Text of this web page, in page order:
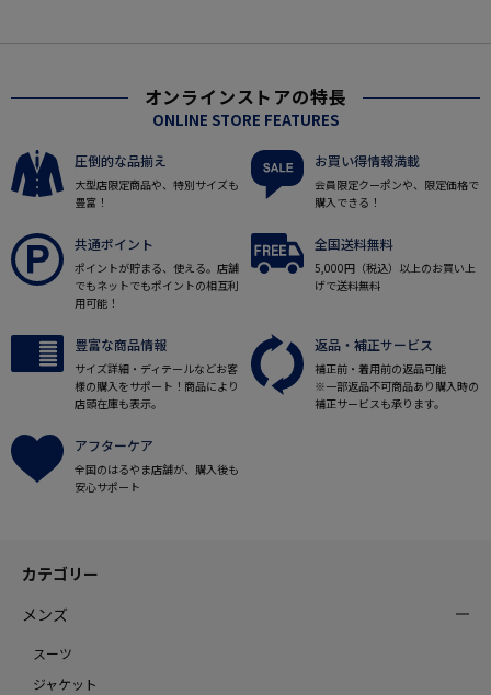
オンラインストアの特長
ONLINE STORE FEATURES
圧倒的な品揃え
大型店限定商品や、特別サイズも
豊富！
お買い得情報満載
会員限定クーポンや、限定価格で
購入できる！
共通ポイント
ポイントが貯まる、使える。店舗
でもネットでもポイントの相互利
用可能！
全国送料無料
5,000円（税込）以上のお買い上
げで送料無料
豊富な商品情報
サイズ詳細・ディテールなどお客
様の購入をサポート！商品により
店頭在庫も表示。
返品・補正サービス
補正前・着用前の返品可能
※一部返品不可商品あり購入時の
補正サービスも承ります。
アフターケア
全国のはるやま店舗が、購入後も
安心サポート
カテゴリー
メンズ
スーツ
ジャケット